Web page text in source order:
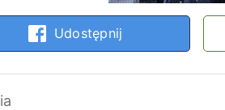
Udostępnij